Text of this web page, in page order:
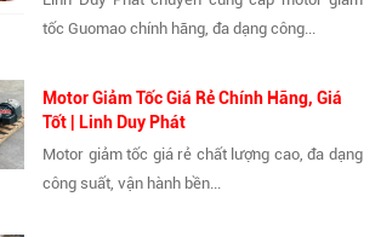
tốc Guomao chính hãng, đa dạng công...
Motor Giảm Tốc Giá Rẻ Chính Hãng, Giá
Tốt | Linh Duy Phát
Motor giảm tốc giá rẻ chất lượng cao, đa dạng
công suất, vận hành bền...